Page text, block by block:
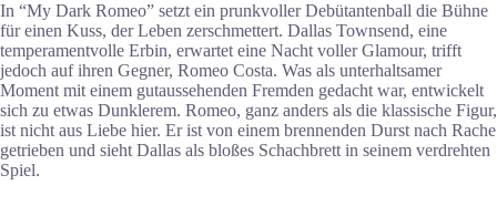
In “My Dark Romeo” setzt ein prunkvoller Debütantenball die Bühne
für einen Kuss, der Leben zerschmettert. Dallas Townsend, eine
temperamentvolle Erbin, erwartet eine Nacht voller Glamour, trifft
jedoch auf ihren Gegner, Romeo Costa. Was als unterhaltsamer
Moment mit einem gutaussehenden Fremden gedacht war, entwickelt
sich zu etwas Dunklerem. Romeo, ganz anders als die klassische Figur,
ist nicht aus Liebe hier. Er ist von einem brennenden Durst nach Rache
getrieben und sieht Dallas als bloßes Schachbrett in seinem verdrehten
Spiel.